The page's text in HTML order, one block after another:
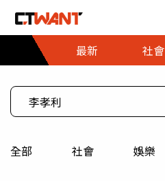
最新
社會
全部 社會 娛樂